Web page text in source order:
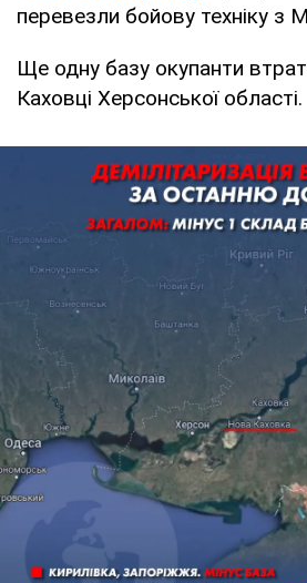
перевезли бойову техніку з
Ще одну базу окупанти
Каховці Херсонської області.